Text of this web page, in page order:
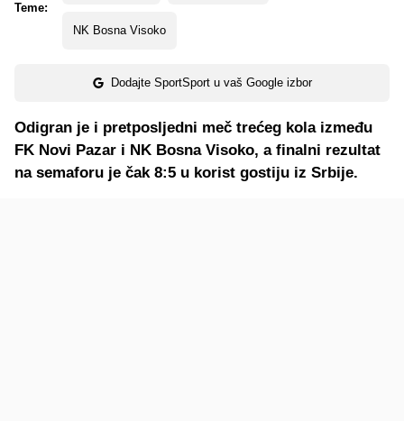
Teme:
NK Bosna Visoko
Dodajte SportSport u vaš Google izbor
Odigran je i pretposljedni meč trećeg kola između
FK Novi Pazar i NK Bosna Visoko, a finalni rezultat
na semaforu je čak 8:5 u korist gostiju iz Srbije.